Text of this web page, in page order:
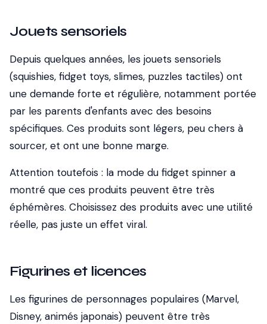
Jouets sensoriels
Depuis quelques années, les jouets sensoriels
(squishies, fidget toys, slimes, puzzles tactiles) ont
une demande forte et régulière, notamment portée
par les parents d'enfants avec des besoins
spécifiques. Ces produits sont légers, peu chers à
sourcer, et ont une bonne marge.
Attention toutefois : la mode du fidget spinner a
montré que ces produits peuvent être très
éphémères. Choisissez des produits avec une utilité
réelle, pas juste un effet viral.
Figurines et licences
Les figurines de personnages populaires (Marvel,
Disney, animés japonais) peuvent être très